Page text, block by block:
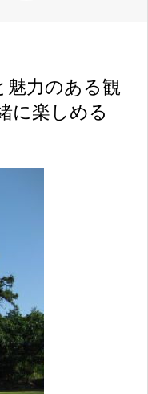
魅力のある観
に楽しめる